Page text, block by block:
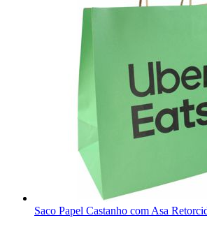
Saco Papel Castanho com Asa